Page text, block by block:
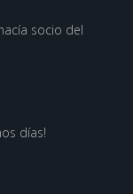
socio del
días!